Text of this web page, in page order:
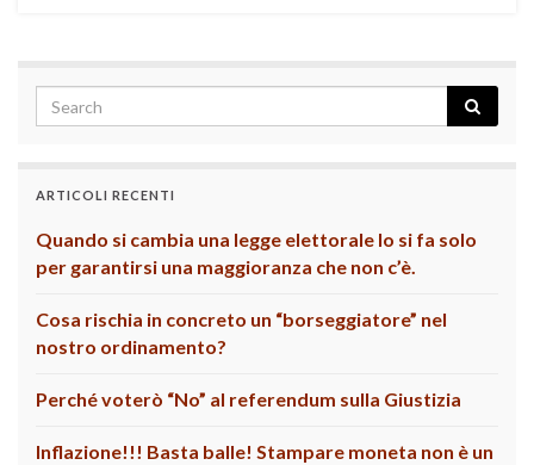
ARTICOLI RECENTI
Quando si cambia una legge elettorale lo si fa solo
per garantirsi una maggioranza che non c’è.
Cosa rischia in concreto un “borseggiatore” nel
nostro ordinamento?
Perché voterò “No” al referendum sulla Giustizia
Inflazione!!! Basta balle! Stampare moneta non è un